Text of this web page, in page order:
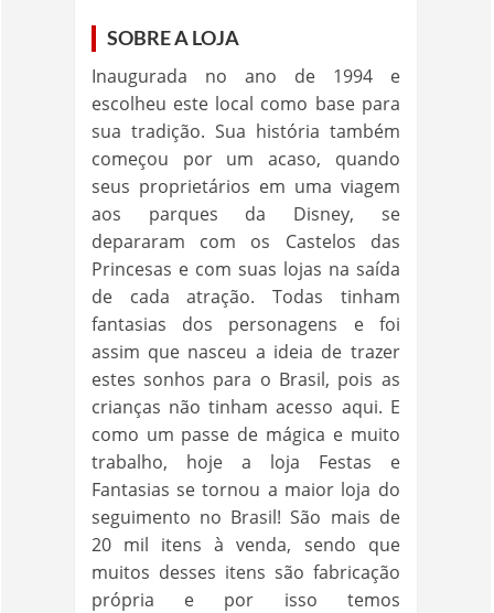
SOBRE A LOJA
Inaugurada no ano de 1994 e
escolheu este local como base para
sua tradição. Sua história também
começou por um acaso, quando
seus proprietários em uma viagem
aos parques da Disney, se
depararam com os Castelos das
Princesas e com suas lojas na saída
de cada atração. Todas tinham
fantasias dos personagens e foi
assim que nasceu a ideia de trazer
estes sonhos para o Brasil, pois as
crianças não tinham acesso aqui. E
como um passe de mágica e muito
trabalho, hoje a loja Festas e
Fantasias se tornou a maior loja do
seguimento no Brasil! São mais de
20 mil itens à venda, sendo que
muitos desses itens são fabricação
própria e por isso temos